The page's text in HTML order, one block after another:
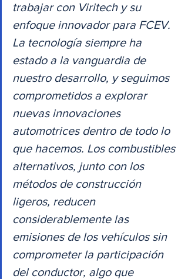
trabajar con Viritech y su
enfoque innovador para FCEV.
La tecnología siempre ha
estado a la vanguardia de
nuestro desarrollo, y seguimos
comprometidos a explorar
nuevas innovaciones
automotrices dentro de todo lo
que hacemos. Los combustibles
alternativos, junto con los
métodos de construcción
ligeros, reducen
considerablemente las
emisiones de los vehículos sin
comprometer la participación
del conductor, algo que